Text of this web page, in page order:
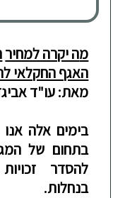
מה יקרה למחיר
האגף החקלאי
מאת: עו"ד
בימים אלה אנו
בתחום של
להסדר
בנחלות.